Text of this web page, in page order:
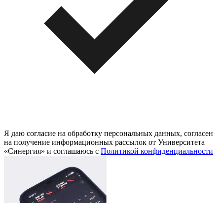
Я даю согласие на обработку персональных данных, согласен
на получение информационных рассылок от Университета
«Синергия» и соглашаюсь c Политикой конфиденциальности